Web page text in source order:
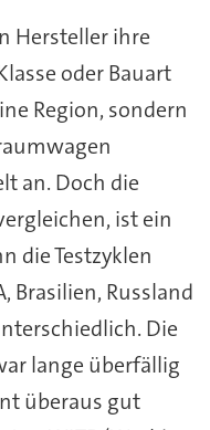
Hersteller ihre
oder Bauart
Region, sondern
an. Doch die
ist ein
die Testzyklen
Brasilien, Russland
Die
lange überfällig
überaus gut